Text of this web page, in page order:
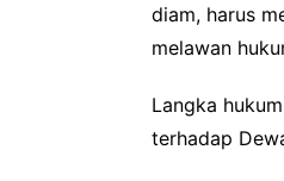
diam, harus
melawan
Langka
terhadap